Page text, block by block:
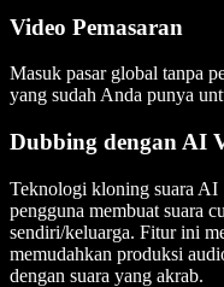
Video Pemasaran
Masuk pasar global tanpa
yang sudah Anda punya
Dubbing dengan AI
Teknologi kloning suara AI
pengguna membuat suara
sendiri/keluarga. Fitur ini
memudahkan produksi
dengan suara yang akrab.